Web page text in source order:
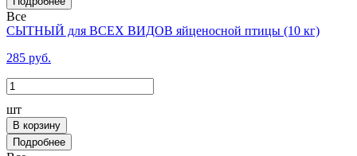
Все
СЫТНЫЙ для ВСЕХ ВИДОВ яйценосной птицы (10 кг)
285 руб.
шт
В корзину